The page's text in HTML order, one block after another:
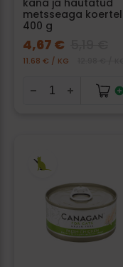
kana ja hautatud
metsseaga
400 g
4,67 €
11.68 € / KG